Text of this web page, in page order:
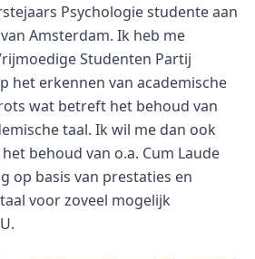
Psychologie studente aan
Amsterdam. Ik heb me
Studenten Partij
het erkennen van academische
wat betreft het behoud van
taal. Ik wil me dan ook
behoud van o.a. Cum Laude
op basis van prestaties en
voor zoveel mogelijk